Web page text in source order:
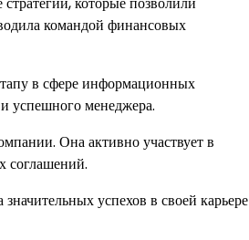
командой финансовых
в сфере информационных
успешного менеджера.
Она активно участвует в
соглашений.
успехов в своей карьере